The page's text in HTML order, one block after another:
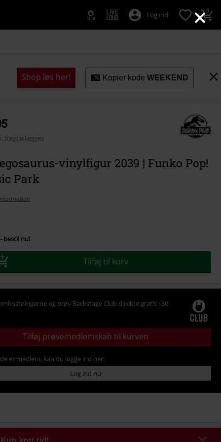
×
Log ind 0
Shop løs her! Kopier kode WEEKEND
fragt tillægges
vinylfigur 2039 | Funko Pop!
Park
bestil nu!
Tilføj til kurv
og prøv Backstage Club direkte gratis i 30
Tilføj prøvemedlemskab til kurven
er medlem, kan du logge ind her:
Log ind nu
Kun kort tid!